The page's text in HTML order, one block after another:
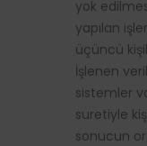
yok
yapılan
üçüncü
İşlenen
sistemler
suretiyle
sonucun